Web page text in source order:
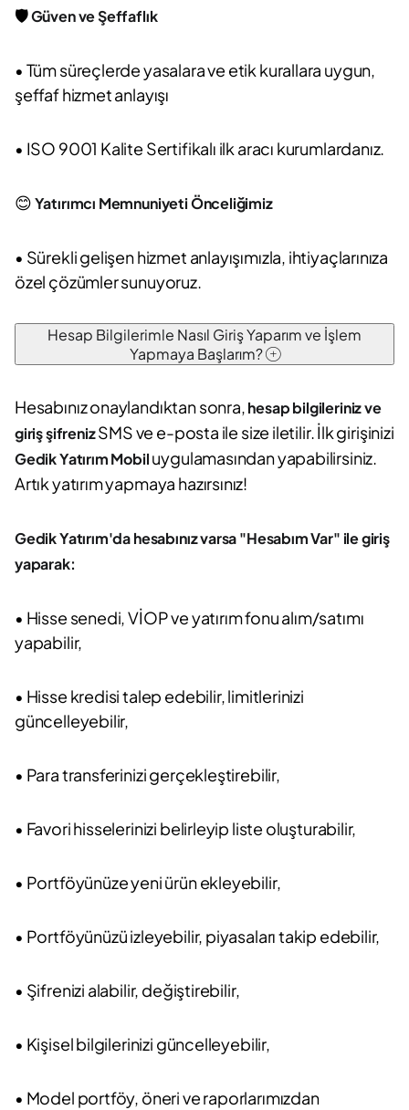
🛡️Güven ve Şeffaflık
• Tüm süreçlerde yasalara ve etik kurallara uygun,
şeffaf hizmet anlayışı
• ISO 9001 Kalite Sertifikalı ilk aracı kurumlardanız.
😊Yatırımcı Memnuniyeti Önceliğimiz
• Sürekli gelişen hizmet anlayışımızla, ihtiyaçlarınıza
özel çözümler sunuyoruz.
Hesap Bilgilerimle Nasıl Giriş Yaparım ve İşlem
Yapmaya Başlarım?
Hesabınız onaylandıktan sonra,hesap bilgileriniz ve
giriş şifrenizSMS ve e-posta ile size iletilir. İlk girişinizi
Gedik Yatırım Mobiluygulamasından yapabilirsiniz.
Artık yatırım yapmaya hazırsınız!
Gedik Yatırım'da hesabınız varsa "Hesabım Var" ile giriş
yaparak:
• Hisse senedi, VİOP ve yatırım fonu alım/satımı
yapabilir,
• Hisse kredisi talep edebilir, limitlerinizi
güncelleyebilir,
• Para transferinizi gerçekleştirebilir,
• Favori hisselerinizi belirleyip liste oluşturabilir,
• Portföyünüze yeni ürün ekleyebilir,
• Portföyünüzü izleyebilir, piyasaları takip edebilir,
• Şifrenizi alabilir, değiştirebilir,
• Kişisel bilgilerinizi güncelleyebilir,
• Model portföy, öneri ve raporlarımızdan